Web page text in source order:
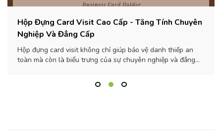
Hộp Đựng Card Visit Cao Cấp - Tăng Tính Chuyên
Nghiệp Và Đẳng Cấp
Hộp đựng card visit không chỉ giúp bảo vệ danh thiếp an
toàn mà còn là biểu trưng của sự chuyên nghiệp và đẳng